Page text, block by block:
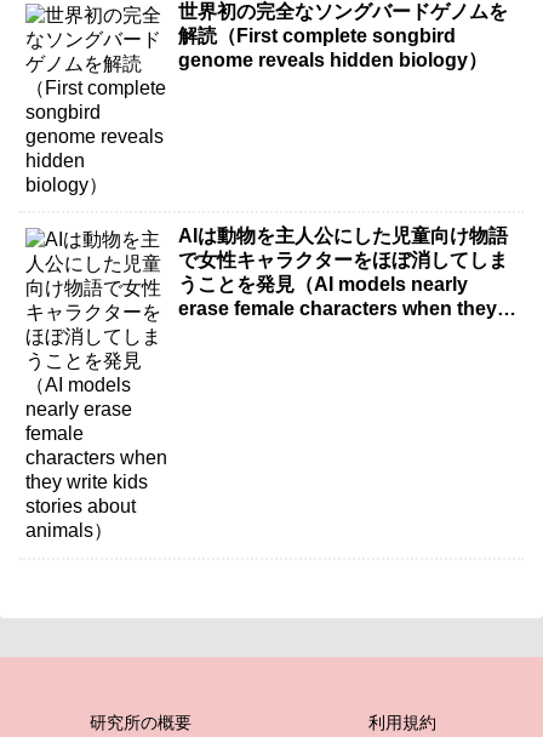
世界初の完全なソングバードゲノムを
解読（First complete songbird
genome reveals hidden biology）
AIは動物を主人公にした児童向け物語
で女性キャラクターをほぼ消してしま
うことを発見（AI models nearly
erase female characters when they
研究所の概要 利用規約